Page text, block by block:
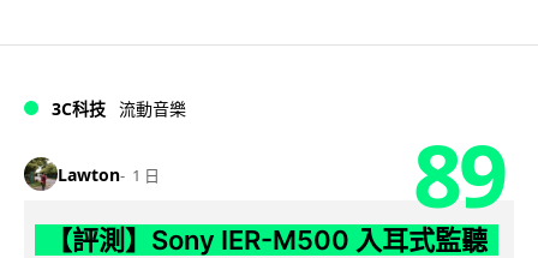
3C科技 流動音樂
Lawton 1 日 89
【評測】Sony IER-M500 入耳式監聽